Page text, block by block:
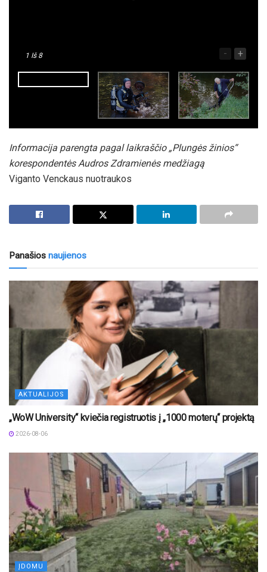
1 Iš 8 - +
Informacija parengta pagal laikraščio „Plungės žinios“
korespondentės Aud­ros Zdra­mie­nės medžiagą
Viganto Venckaus nuotraukos
Panašios naujienos
AKTUALIJOS
„WoW University“ kviečia registruotis į „1000 moterų“ projektą
2026-08-06
ĮDOMU